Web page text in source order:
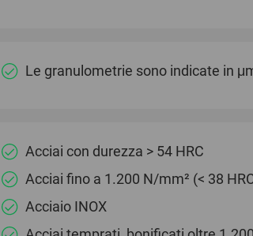
Le granulometrie sono indicate in
Acciai con durezza > 54 HRC
Acciai fino a 1.200 N/mm² (< 38
Acciaio INOX